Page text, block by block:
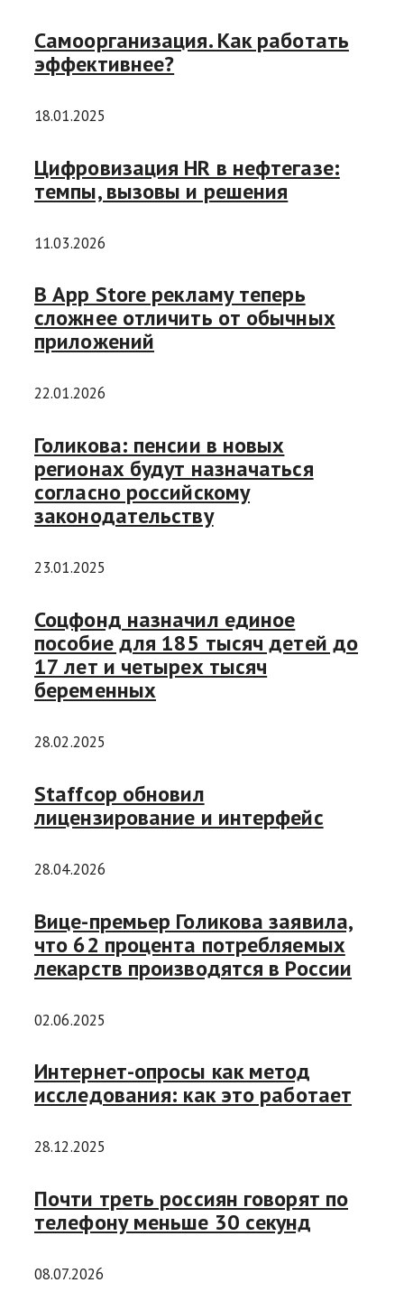
Самоорганизация. Как работать
эффективнее?
18.01.2025
Цифровизация HR в нефтегазе:
темпы, вызовы и решения
11.03.2026
В App Store рекламу теперь
сложнее отличить от обычных
приложений
22.01.2026
Голикова: пенсии в новых
регионах будут назначаться
согласно российскому
законодательству
23.01.2025
Соцфонд назначил единое
пособие для 185 тысяч детей до
17 лет и четырех тысяч
беременных
28.02.2025
Staffcop обновил
лицензирование и интерфейс
28.04.2026
Вице-премьер Голикова заявила,
что 62 процента потребляемых
лекарств производятся в России
02.06.2025
Интернет-опросы как метод
исследования: как это работает
28.12.2025
Почти треть россиян говорят по
телефону меньше 30 секунд
08.07.2026